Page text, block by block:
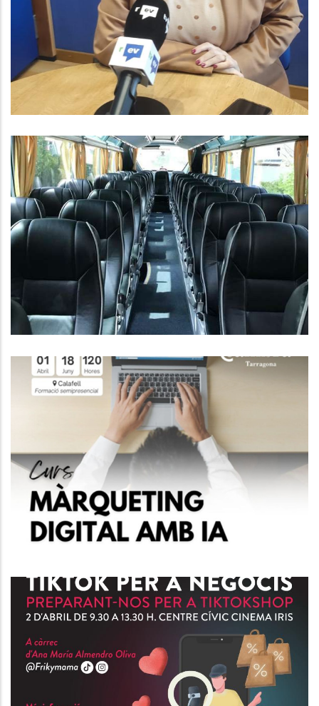
GESTIÓ MUNICIPAL AL CONSELL
COMARCAL
Altres
CONVOCATÒRIA AJUTS
INDIVIDUALS DE DESPLAÇAMENT
PER AL CURS 2024-25
Educació
Curs IA Per Al Màrqueting Del
Futur.
P. econòmica
Curs D'Atenció Al Client I
Tècniques De Venda.
P. econòmica